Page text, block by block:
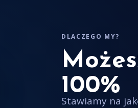
DLACZEGO MY?
100%
Stawiamy na